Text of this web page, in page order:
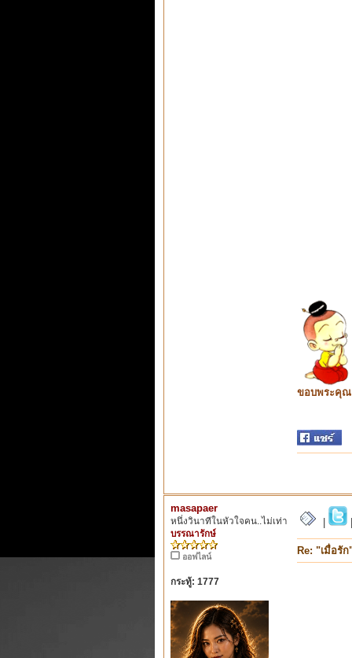
ขอบพระคุณ
masapaer
หนึ่งวินาทีในหัวใจคน..ไม่เท่า
บรรณารักษ์
ออฟไลน์
กระทู้: 1777
Re: "เมื่อรัก